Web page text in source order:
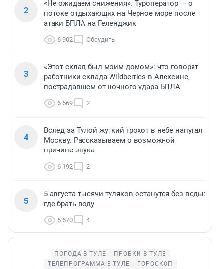
2
«Не ожидаем снижения». Туроператор — о
потоке отдыхающих на Черное море после
атаки БПЛА на Геленджик
6 902 Обсудить
3
«Этот склад был моим домом»: что говорят
работники склада Wildberries в Алексине,
пострадавшем от ночного удара БПЛА
6 669 2
4
Вслед за Тулой жуткий грохот в небе напугал
Москву. Рассказываем о возможной
причине звука
6 192 2
5
5 августа тысячи туляков останутся без воды:
где брать воду
5 670 4
ПОГОДА В ТУЛЕ
ПРОБКИ В ТУЛЕ
ТЕЛЕПРОГРАММА В ТУЛЕ
ГОРОСКОП